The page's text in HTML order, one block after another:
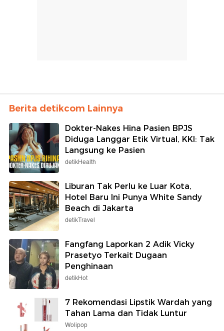
Berita detikcom Lainnya
Dokter-Nakes Hina Pasien BPJS
Diduga Langgar Etik Virtual, KKI: Tak
Langsung ke Pasien
detikHealth
Liburan Tak Perlu ke Luar Kota,
Hotel Baru Ini Punya White Sandy
Beach di Jakarta
detikTravel
Fangfang Laporkan 2 Adik Vicky
Prasetyo Terkait Dugaan
Penghinaan
detikHot
7 Rekomendasi Lipstik Wardah yang
Tahan Lama dan Tidak Luntur
Wolipop